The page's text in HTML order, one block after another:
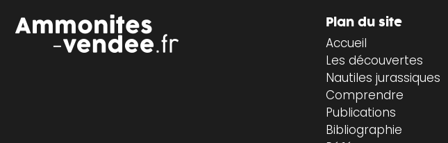
Plan du site
Accueil
Les découvertes
Nautiles jurassiques
Comprendre
Publications
Bibliographie